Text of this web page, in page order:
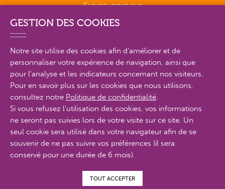
Suivez-nous sur
PLAN DU SITE EN DÉTAIL
© Proximit Digital 2022
MENTIONS LÉGALES
POLITIQUE DE CONFIDENTIALITÉ
CONTACTS
GESTION DES COOKIES
Notre site utilise des cookies afin d'améliorer et de
personnaliser votre expérience de navigation, ainsi que
pour l'analyse et les indicateurs concernant nos visiteurs.
Pour en savoir plus sur les cookies que nous utilisons,
consultez notre Politique de confidentialité.
Si vous refusez l'utilisation des cookies, vos informations
ne seront pas suivies lors de votre visite sur ce site. Un
seul cookie sera utilisé dans votre navigateur afin de se
souvenir de ne pas suivre vos préférences (il sera
conservé pour une durée de 6 mois).
TOUT ACCEPTER